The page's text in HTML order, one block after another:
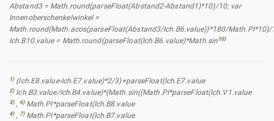
Abstand3 = Math.round(parseFloat(Abstand2-Abstand1)*10)/10; var
Innenoberschenkelwinkel =
Math.round(Math.acos(parseFloat(Abstand3/Ich.B6.value))*180/Math.PI*10)/
Ich.B10.value = Math.round(parseFloat(Ich.B6.value)*Math.sin 10)
1) (Ich.E8.value-Ich.E7.value)*2/3)+parseFloat(Ich.E7.value
2) Ich.B3.value/Ich.B4.value)*(Math.sin((Math.PI*parseFloat(Ich.V1.value
3), 6) Math.PI*parseFloat(Ich.B8.value
4), 7) Math.PI*parseFloat(Ich.B7.value